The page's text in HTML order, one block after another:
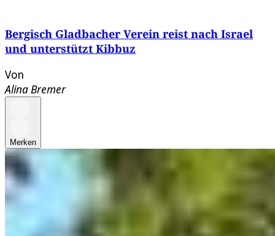
Bergisch Gladbacher Verein reist nach Israel
und unterstützt Kibbuz
Von
Alina Bremer
Merken